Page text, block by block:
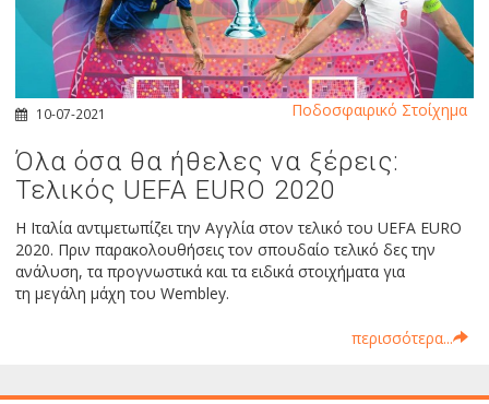
10-07-2021
Όλα όσα θα ήθελες να ξέρεις:
Τελικός UEFA EURO 2020
Η Ιταλία αντιμετωπίζει την Αγγλία στον τελικό του UEFA EURO
2020. Πριν παρακολουθήσεις τον σπουδαίο τελικό δες την
ανάλυση, τα προγνωστικά και τα ειδικά στοιχήματα για
τη μεγάλη μάχη του Wembley.
περισσότερα...
Ποδοσφαιρικό Στοίχημα